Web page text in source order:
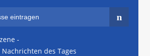
-
des Tages